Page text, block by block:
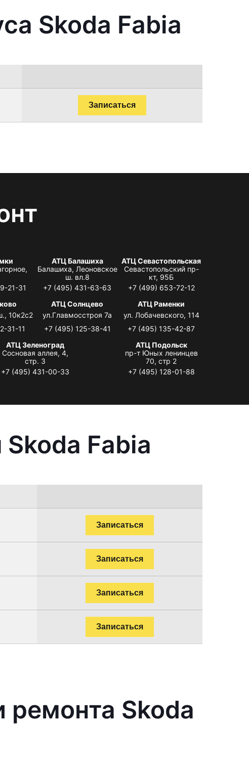
Skoda Fabia
Записаться
21-31
АТЦ Балашиха
Балашиха, Леоновское
ш. вл.8
+7 (495) 431-63-63
АТЦ Севастопольская
Севастопольский пр-
кт, 95Б
+7 (499) 653-72-12
10к2с2
31-11
АТЦ Солнцево
ул.Главмосстроя 7а
+7 (495) 125-38-41
АТЦ Раменки
ул. Лобачевского, 114
+7 (495) 135-42-87
АТЦ Зеленоград
Сосновая аллея, 4,
стр. 3
+7 (495) 431-00-33
АТЦ Подольск
пр-т Юных ленинцев
70, стр 2
+7 (495) 128-01-88
Fabia
Записаться
Записаться
Записаться
Записаться
Skoda